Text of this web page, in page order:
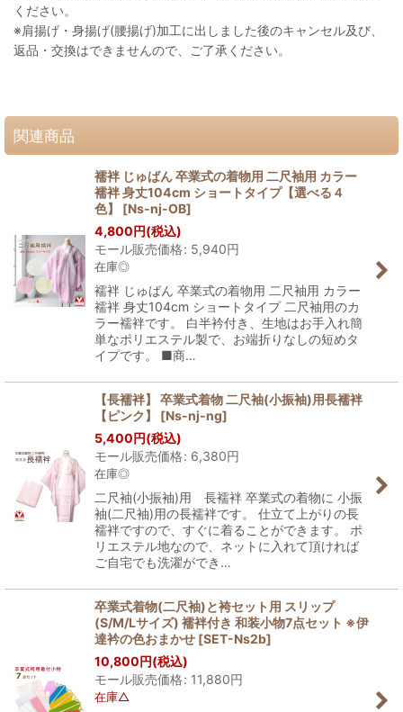
ください。
※肩揚げ・身揚げ(腰揚げ)加工に出しました後のキャンセル及び、
返品・交換はできませんので、ご了承ください。
関連商品
襦袢 じゅばん 卒業式の着物用 二尺袖用 カラー
襦袢 身丈104cm ショートタイプ【選べる４
色】
[Ns-nj-OB]
4,800円(税込)
モール販売価格: 5,940円
在庫◎
襦袢 じゅばん 卒業式の着物用 二尺袖用 カラー
襦袢 身丈104cm ショートタイプ 二尺袖用のカ
ラー襦袢です。 白半衿付き、生地はお手入れ簡
単なポリエステル製で、お端折りなしの短めタ
イプです。 ■商…
【長襦袢】 卒業式着物 二尺袖(小振袖)用長襦袢
【ピンク】
[Ns-nj-ng]
5,400円(税込)
モール販売価格: 6,380円
在庫◎
二尺袖(小振袖)用 長襦袢 卒業式の着物に 小振
袖(二尺袖)用の長襦袢です。 仕立て上がりの長
襦袢ですので、すぐに着ることができます。 ポ
リエステル地なので、ネットに入れて頂ければ
ご自宅でも洗濯ができ…
卒業式着物(二尺袖)と袴セット用 スリップ
(S/M/Lサイズ) 襦袢付き 和装小物7点セット ※伊
達衿の色おまかせ [SET-Ns2b]
10,800円(税込)
モール販売価格: 11,880円
在庫△